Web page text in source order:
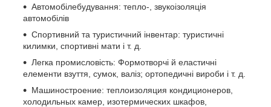
Автомобілебудування: тепло-, звукоізоляція
автомобілів
Спортивний та туристичний інвентар: туристичні
килимки, спортивні мати і т. д.
Легка промисловість: Формотворчі й еластичні
елементи взуття, сумок, валіз; ортопедичні вироби і т. д.
Машиностроение: теплоизоляция кондиционеров,
холодильных камер, изотермических шкафов,